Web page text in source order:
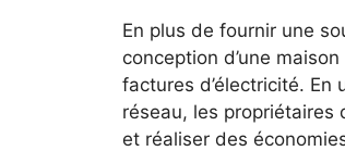
En plus de​ fournir une
⁢conception d’une
factures d’électricité. En
⁢réseau, les propriétaires
et réaliser des